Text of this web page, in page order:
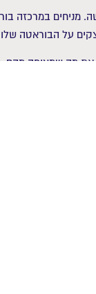
מניחים במרכזה
על הבוראטה
את מה שמצופה